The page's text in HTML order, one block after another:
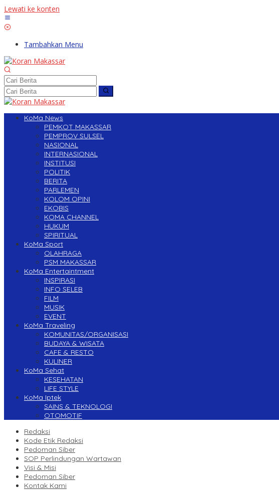
Lewati ke konten
Tambahkan Menu
KoMa News
PEMKOT MAKASSAR
PEMPROV SULSEL
NASIONAL
INTERNASIONAL
INSTITUSI
POLITIK
BERITA
PARLEMEN
KOLOM OPINI
EKOBIS
KOMA CHANNEL
HUKUM
SPIRITUAL
KoMa Sport
OLAHRAGA
PSM MAKASSAR
KoMa Entertaintment
INSPIRASI
INFO SELEB
FILM
MUSIK
EVENT
KoMa Traveling
KOMUNITAS/ORGANISASI
BUDAYA & WISATA
CAFE & RESTO
KULINER
KoMa Sehat
KESEHATAN
LIFE STYLE
KoMa Iptek
SAINS & TEKNOLOGI
OTOMOTIF
Redaksi
Kode Etik Redaksi
Pedoman Siber
SOP Perlindungan Wartawan
Visi & Misi
Pedoman Siber
Kontak Kami